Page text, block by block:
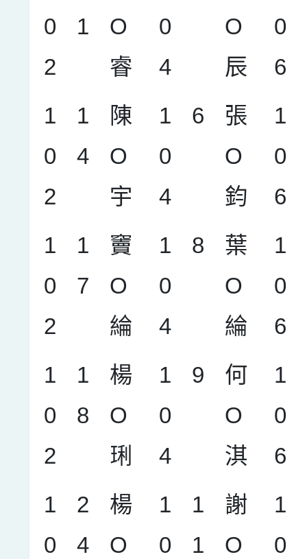
0
2
1
O
睿
0
4
O
辰
0
6
1
0
2
1
4
陳
O
宇
1
0
4
6
張
O
鈞
1
0
6
1
0
2
1
7
竇
O
綸
1
0
4
8
葉
O
綸
1
0
6
1
0
2
1
8
楊
O
琍
1
0
4
9
何
O
淇
1
0
6
1
0
2
4
楊
O
1
0
1
1
謝
O
1
0